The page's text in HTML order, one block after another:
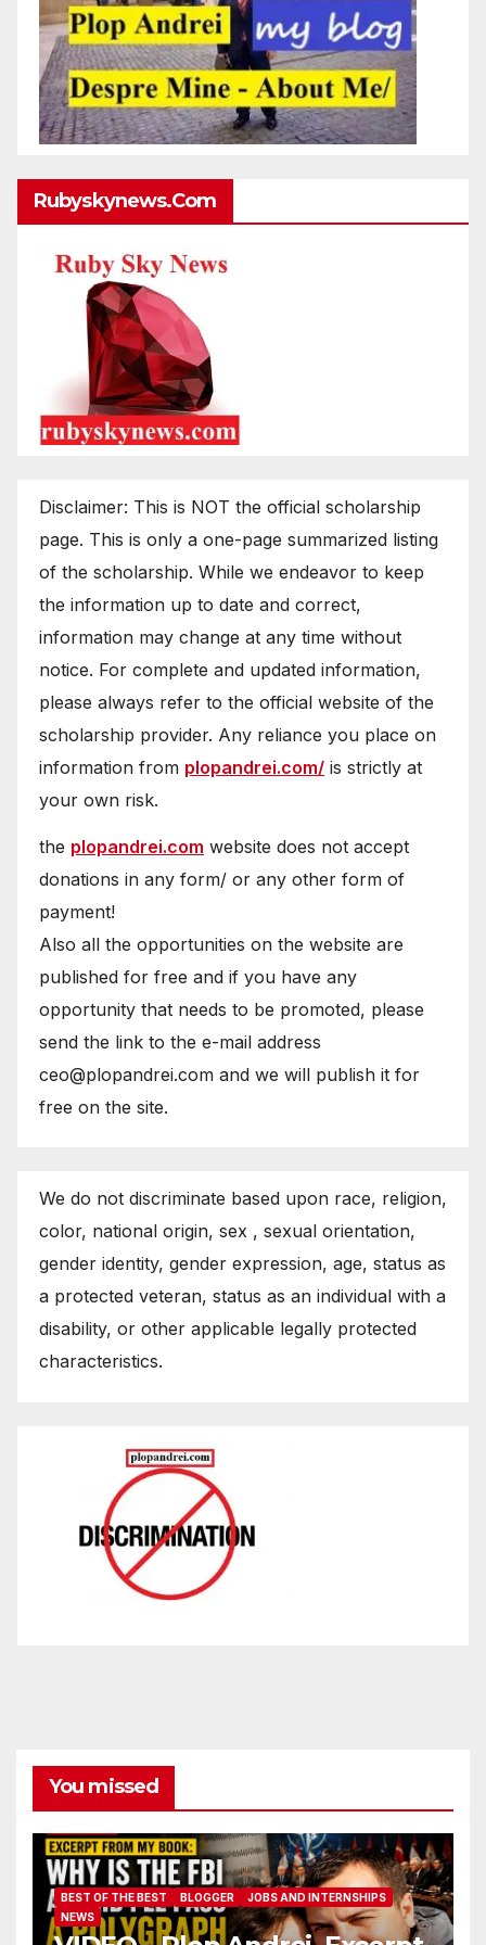
Rubyskynews.com
Disclaimer: This is NOT the official scholarship
page. This is only a one-page summarized listing
of the scholarship. While we endeavor to keep
the information up to date and correct,
information may change at any time without
notice. For complete and updated information,
please always refer to the official website of the
scholarship provider. Any reliance you place on
information from plopandrei.com/ is strictly at
your own risk.
the plopandrei.com website does not accept
donations in any form/ or any other form of
payment!
Also all the opportunities on the website are
published for free and if you have any
opportunity that needs to be promoted, please
send the link to the e-mail address
ceo@plopandrei.com and we will publish it for
free on the site.
We do not discriminate based upon race, religion,
color, national origin, sex , sexual orientation,
gender identity, gender expression, age, status as
a protected veteran, status as an individual with a
disability, or other applicable legally protected
characteristics.
You missed
BEST OF THE BEST BLOGGER
JOBS AND INTERNSHIPS
NEWS